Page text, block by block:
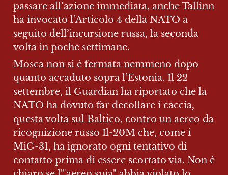
passare all’azione immediata, anche Tallinn
ha invocato l’Articolo 4 della NATO a
seguito dell’incursione russa, la seconda
volta in poche settimane.
Mosca non si è fermata nemmeno dopo
quanto accaduto sopra l’Estonia. Il 22
settembre, il Guardian ha riportato che la
NATO ha dovuto far decollare i caccia,
questa volta sul Baltico, contro un aereo da
ricognizione russo Il-20M che, come i
MiG-31, ha ignorato ogni tentativo di
contatto prima di essere scortato via. Non è